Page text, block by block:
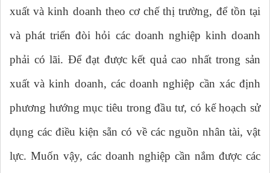
xuất và kinh doanh theo cơ chế thị trường, để tồn tại
và phát triển đòi hỏi các doanh nghiệp kinh doanh
phải có lãi. Để đạt được kết quả cao nhất trong sản
xuất và kinh doanh, các doanh nghiệp cần xác định
phương hướng mục tiêu trong đầu tư, có kế hoạch sử
dụng các điều kiện sẵn có về các nguồn nhân tài, vật
lực. Muốn vậy, các doanh nghiệp cần nắm được các